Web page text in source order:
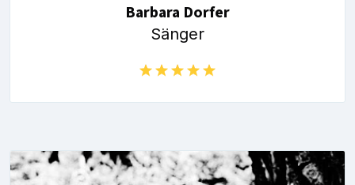
Barbara Dorfer
Sänger